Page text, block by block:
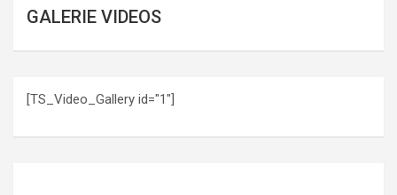
GALERIE VIDEOS
[TS_Video_Gallery id="1"]